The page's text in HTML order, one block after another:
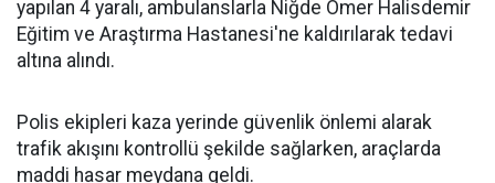
yapılan 4 yaralı, ambulanslarla Niğde Ömer Halisdemir
Eğitim ve Araştırma Hastanesi'ne kaldırılarak tedavi
altına alındı.
Polis ekipleri kaza yerinde güvenlik önlemi alarak
trafik akışını kontrollü şekilde sağlarken, araçlarda
maddi hasar meydana geldi.